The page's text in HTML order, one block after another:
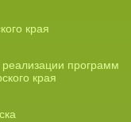
края
программ
края